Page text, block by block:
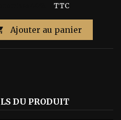
TTC
Ajouter au panier
DU PRODUIT